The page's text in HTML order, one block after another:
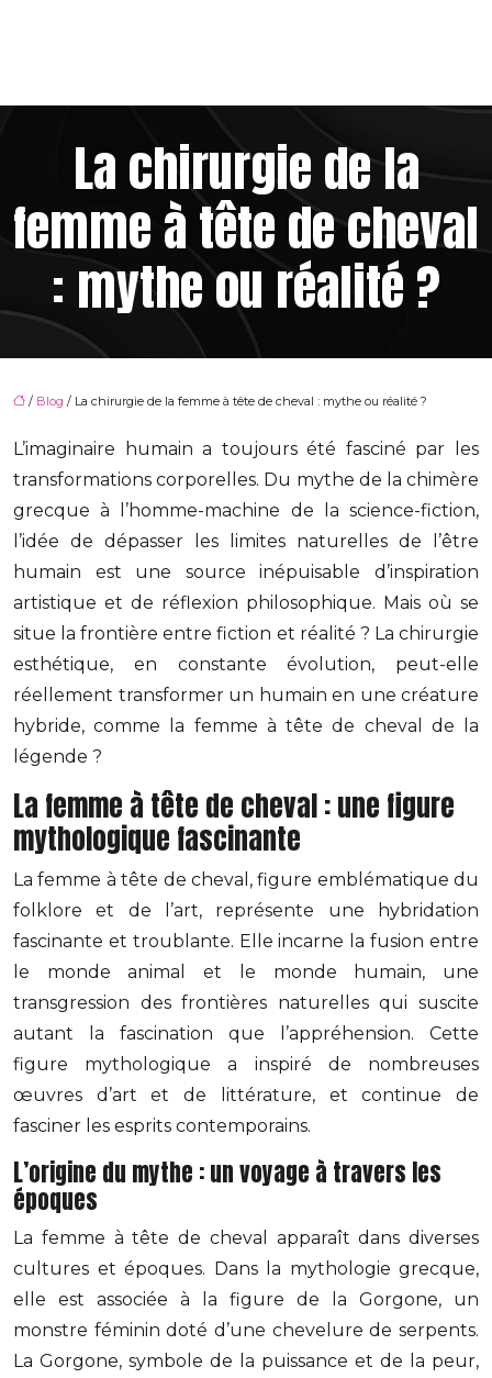
La chirurgie de la
femme à tête de cheval
: mythe ou réalité ?
/ Blog / La chirurgie de la femme à tête de cheval : mythe ou réalité ?
L’imaginaire humain a toujours été fasciné par les
transformations corporelles. Du mythe de la chimère
grecque à l’homme-machine de la science-fiction,
l’idée de dépasser les limites naturelles de l’être
humain est une source inépuisable d’inspiration
artistique et de réflexion philosophique. Mais où se
situe la frontière entre fiction et réalité ? La chirurgie
esthétique, en constante évolution, peut-elle
réellement transformer un humain en une créature
hybride, comme la femme à tête de cheval de la
légende ?
La femme à tête de cheval : une figure
mythologique fascinante
La femme à tête de cheval, figure emblématique du
folklore et de l’art, représente une hybridation
fascinante et troublante. Elle incarne la fusion entre
le monde animal et le monde humain, une
transgression des frontières naturelles qui suscite
autant la fascination que l’appréhension. Cette
figure mythologique a inspiré de nombreuses
œuvres d’art et de littérature, et continue de
fasciner les esprits contemporains.
L’origine du mythe : un voyage à travers les
époques
La femme à tête de cheval apparaît dans diverses
cultures et époques. Dans la mythologie grecque,
elle est associée à la figure de la Gorgone, un
monstre féminin doté d’une chevelure de serpents.
La Gorgone, symbole de la puissance et de la peur,